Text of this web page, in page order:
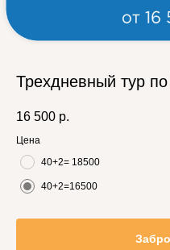
Трехдневный тур
16 500 р.
Цена
40+2= 18500
40+2=16500